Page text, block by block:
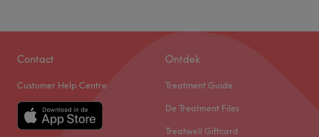
Contact
Customer Help Centre
Ontdek
Treatment Guide
De Treatment Files
Treatwell Giftcard